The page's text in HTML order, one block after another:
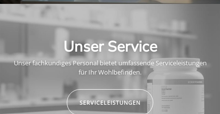
Unser Service
Unser fachkundiges Personal bietet umfassende Serviceleistungen
für Ihr Wohlbefinden.
SERVICELEISTUNGEN